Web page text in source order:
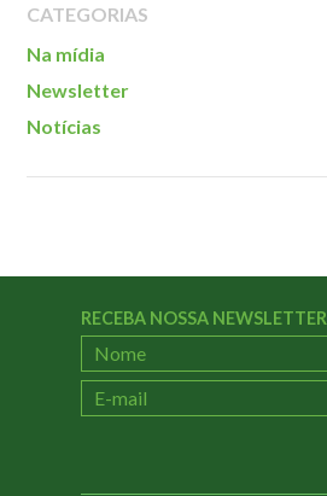
CATEGORIAS
Na mídia
Newsletter
Notícias
RECEBA NOSSA NEWSLETTER